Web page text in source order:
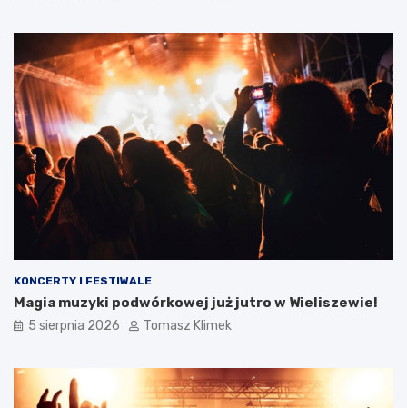
KONCERTY I FESTIWALE
Magia muzyki podwórkowej już jutro w Wieliszewie!
5 sierpnia 2026 Tomasz Klimek